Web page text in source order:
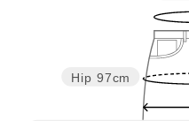
Hip 97cm